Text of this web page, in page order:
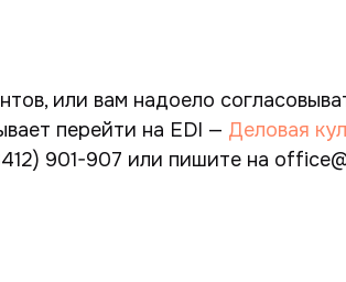
или вам надоело
перейти на EDI — Деловая
901-907 или пишите на